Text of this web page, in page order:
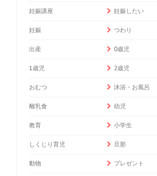
妊娠講座 妊娠したい
妊娠 つわり
出産 0歳児
1歳児 2歳児
おむつ 沐浴・お風呂
離乳食 幼児
教育 小学生
しくじり育児 旦那
動物 プレゼント